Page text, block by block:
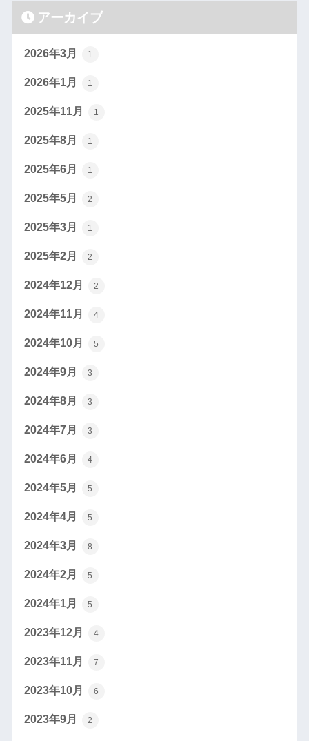
アーカイブ
2026年3月 1
2026年1月 1
2025年11月 1
2025年8月 1
2025年6月 1
2025年5月 2
2025年3月 1
2025年2月 2
2024年12月 2
2024年11月 4
2024年10月 5
2024年9月 3
2024年8月 3
2024年7月 3
2024年6月 4
2024年5月 5
2024年4月 5
2024年3月 8
2024年2月 5
2024年1月 5
2023年12月 4
2023年11月 7
2023年10月 6
2023年9月 2